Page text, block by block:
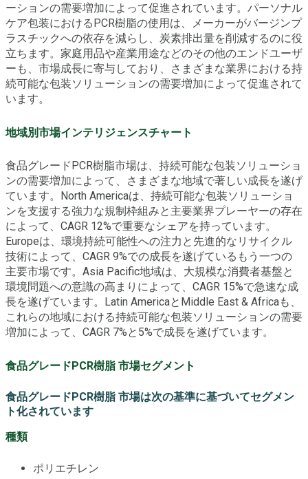
ーションの需要増加によって促進されています。パーソナル
ケア包装におけるPCR樹脂の使用は、メーカーがバージンプ
ラスチックへの依存を減らし、炭素排出量を削減するのに役
立ちます。家庭用品や産業用途などのその他のエンドユーザ
ーも、市場成長に寄与しており、さまざまな業界における持
続可能な包装ソリューションの需要増加によって促進されて
います。
地域別市場インテリジェンスチャート
食品グレードPCR樹脂市場は、持続可能な包装ソリューショ
ンの需要増加によって、さまざまな地域で著しい成長を遂げ
ています。North Americaは、持続可能な包装ソリューショ
ンを支援する強力な規制枠組みと主要業界プレーヤーの存在
によって、CAGR 12%で重要なシェアを持っています。
Europeは、環境持続可能性への注力と先進的なリサイクル
技術によって、CAGR 9%での成長を遂げているもう一つの
主要市場です。Asia Pacific地域は、大規模な消費者基盤と
環境問題への意識の高まりによって、CAGR 15%で急速な成
長を遂げています。Latin AmericaとMiddle East & Africaも、
これらの地域における持続可能な包装ソリューションの需要
増加によって、CAGR 7%と5%で成長を遂げています。
食品グレードPCR樹脂 市場セグメント
食品グレードPCR樹脂 市場は次の基準に基づいてセグメン
ト化されています
種類
ポリエチレン